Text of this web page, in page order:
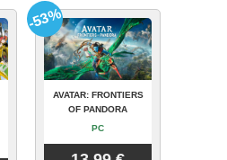
AVATAR: FRONTIERS
OF PANDORA
PC
-53%